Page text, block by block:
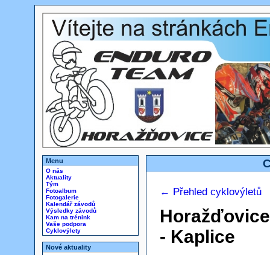
Menu
O nás
Aktuality
Tým
Fotoalbum
Fotogalerie
Kalendář závodů
Výsledky závodů
Kam na trénink
Vaše podpora
Cyklovýlety
Nové aktuality
← Přehled cyklovýletů
- Kaplice